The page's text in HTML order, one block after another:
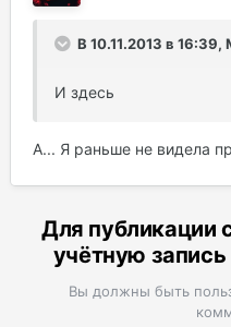
В 10.11.2013 в 16:39,
И здесь
А... Я раньше не видела
Для публикации
учётную запись
Вы должны быть